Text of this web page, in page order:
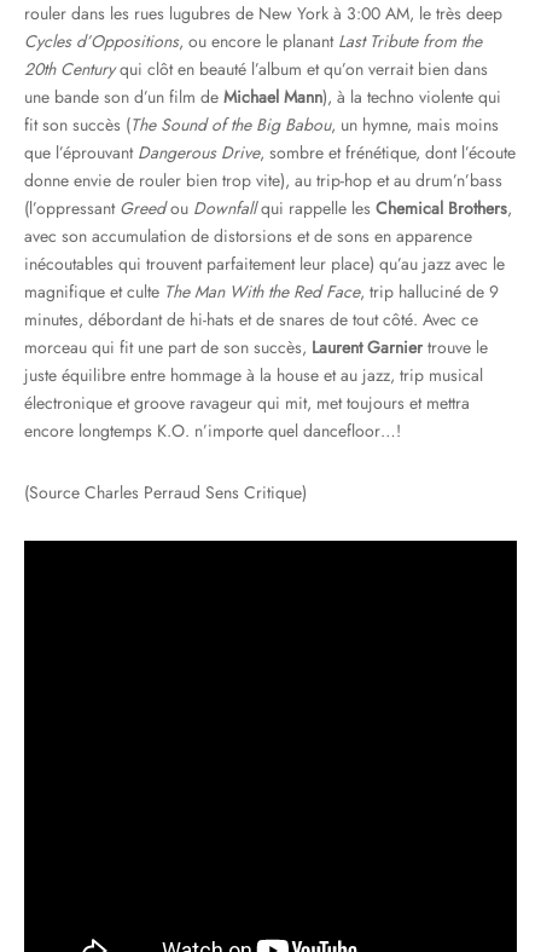
rouler dans les rues lugubres de New York à 3:00 AM, le très deep
Cycles d’Oppositions, ou encore le planant Last Tribute from the
20th Centuryqui clôt en beauté l’album et qu’on verrait bien dans
une bande son d’un film de Michael Mann), à la techno violente qui
fit son succès (The Sound of the Big Babou, un hymne, mais moins
que l’éprouvant Dangerous Drive, sombre et frénétique, dont l’écoute
donne envie de rouler bien trop vite), au trip-hop et au drum’n’bass
(l’oppressant Greedou Downfallqui rappelle les Chemical Brothers,
avec son accumulation de distorsions et de sons en apparence
inécoutables qui trouvent parfaitement leur place) qu’au jazz avec le
magnifique et culte The Man With the Red Face, trip halluciné de 9
minutes, débordant de hi-hats et de snares de tout côté. Avec ce
morceau qui fit une part de son succès, Laurent Garniertrouve le
juste équilibre entre hommage à la house et au jazz, trip musical
électronique et groove ravageur qui mit, met toujours et mettra
encore longtemps K.O. n’importe quel dancefloor…!
(Source Charles Perraud Sens Critique)